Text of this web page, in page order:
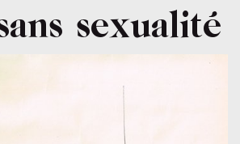
sexualité